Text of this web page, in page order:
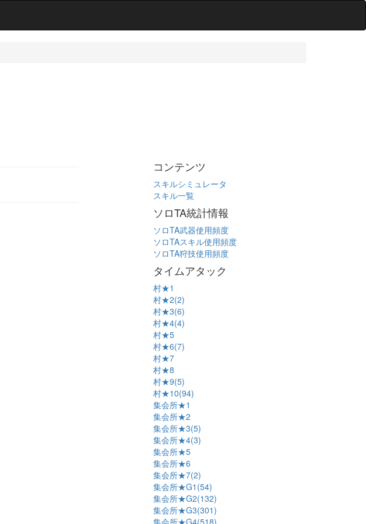
コンテンツ
スキルシミュレータ
スキル一覧
ソロTA統計情報
ソロTA武器使用頻度
ソロTAスキル使用頻度
ソロTA狩技使用頻度
タイムアタック
村★1
村★2(2)
村★3(6)
村★4(4)
村★5
村★6(7)
村★7
村★8
村★9(5)
村★10(94)
集会所★1
集会所★2
集会所★3(5)
集会所★4(3)
集会所★5
集会所★6
集会所★7(2)
集会所★G1(54)
集会所★G2(132)
集会所★G3(301)
集会所★G4(518)